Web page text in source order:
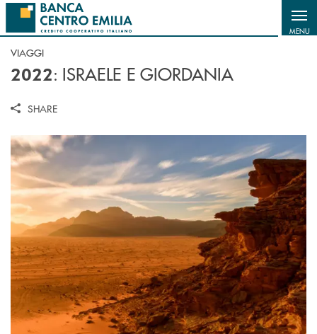
Salta al contenuto principale
MENU
VIAGGI
2022: ISRAELE E GIORDANIA
SHARE